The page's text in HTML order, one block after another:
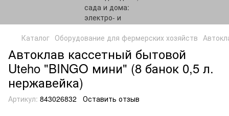
Каталог Оборудование для фермерских хозяйств
Автоклав кассетный бытовой
Uteho "BINGO мини" (8 банок 0,5 л.
нержавейка)
Артикул: 843026832 Оставить отзыв